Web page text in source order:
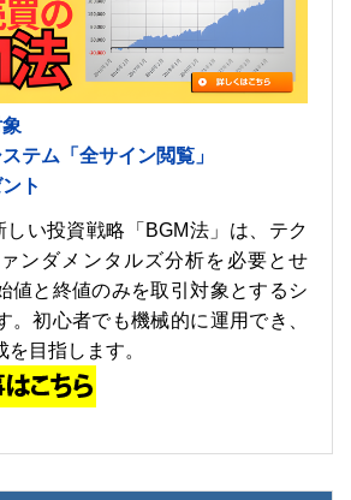
テム「全サイン閲覧」
ト
しい投資戦略「BGM法」は、テク
ンダメンタルズ分析を必要とせ
値と終値のみを取引対象とするシ
。初心者でも機械的に運用でき、
目指します。